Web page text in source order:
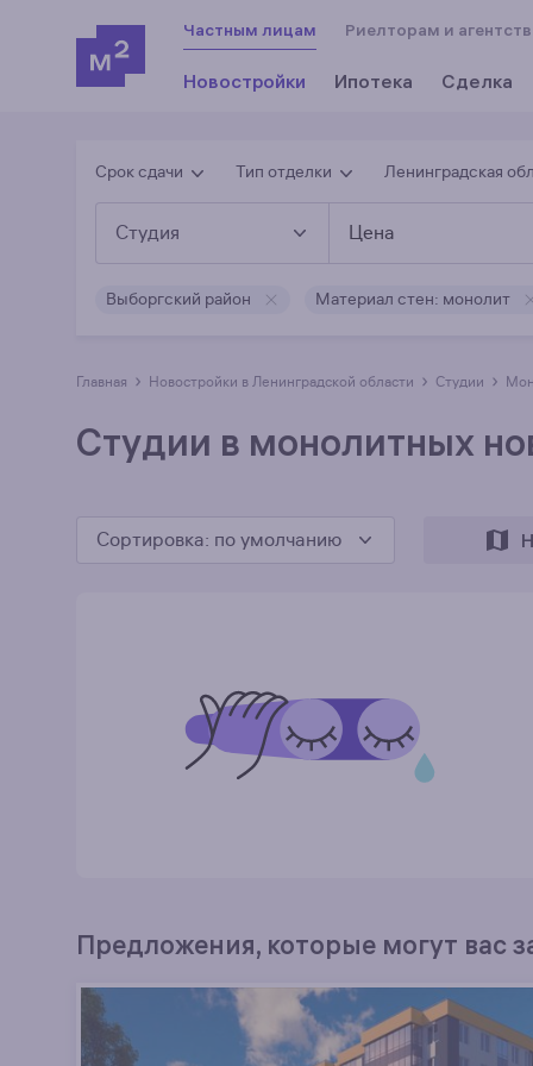
Частным лицам
Новостройки Ипотека Сделка
Риелторам и
Срок сдачи Тип отделки Ленинградская
Студия Цена
Выборгский район Материал стен: монолит
Главная › Новостройки в Ленинградской области › студии ›
Студии в монолитных
Сортировка: по умолчанию
Предложения, которые могут вас